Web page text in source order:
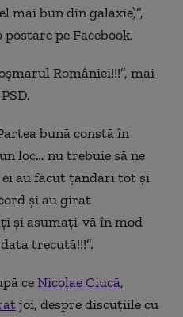
mai bun din galaxie)”,
pe Facebook.
României!!!”, mai
bună constă în
loc… nu trebuie să ne
au făcut ţăndări tot şi
şi au girat
şi asumaţi-vă în mod
trecută!!!”.
ceNicolae Ciucă,
joi, despre discuţiile cu